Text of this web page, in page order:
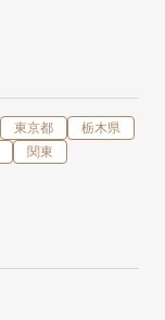
東京都
栃木県
関東